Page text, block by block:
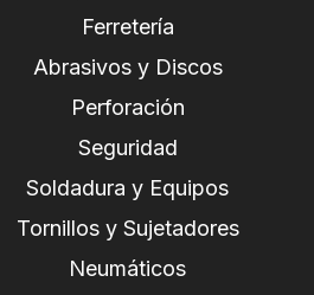
Ferretería
Abrasivos y Discos
Perforación
Seguridad
Soldadura y Equipos
Tornillos y Sujetadores
Neumáticos